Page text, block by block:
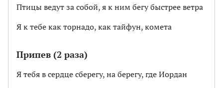
Птицы ведут за собой, я к ним бегу быстрее ветра
Я к тебе как торнадо, как тайфун, комета
Припев (2 раза)
Я тебя в сердце сберегу, на берегу, где Иордан